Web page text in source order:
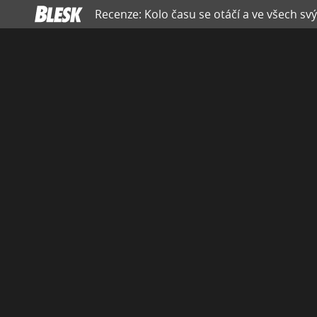
Recenze: Kolo času se otáčí a ve všech